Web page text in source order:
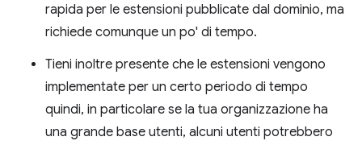
rapida per le estensioni pubblicate dal dominio, ma
richiede comunque un po' di tempo.
Tieni inoltre presente che le estensioni vengono
implementate per un certo periodo di tempo
quindi, in particolare se la tua organizzazione ha
una grande base utenti, alcuni utenti potrebbero